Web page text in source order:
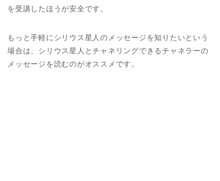
を受講したほうが安全です。
もっと手軽にシリウス星人のメッセージを知りたいという
場合は、シリウス星人とチャネリングできるチャネラーの
メッセージを読むのがオススメです。